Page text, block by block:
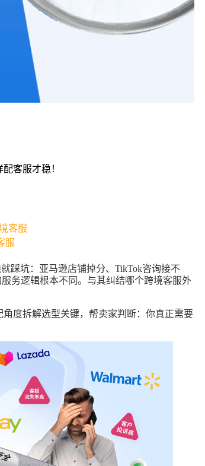
客服才稳！
客服
服
踩坑：亚马逊店铺掉分、TikTok咨询接不
务逻辑根本不同。与其纠结哪个跨境客服外
角度拆解选型关键，帮卖家判断：你真正需要